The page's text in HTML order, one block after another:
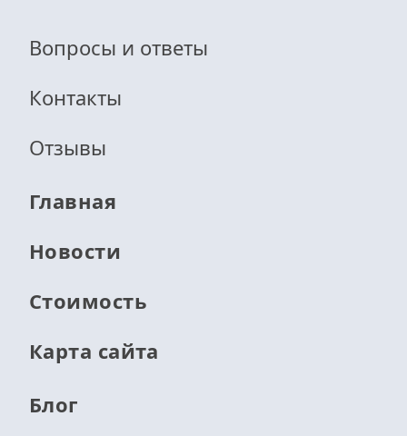
Вопросы и ответы
Контакты
Отзывы
Главная
Новости
Стоимость
Карта сайта
Блог